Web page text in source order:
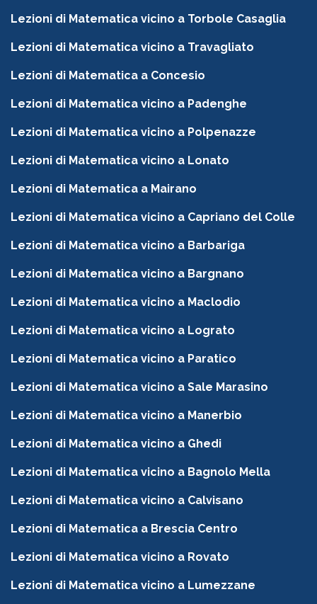
Lezioni di Matematica vicino a Torbole Casaglia
Lezioni di Matematica vicino a Travagliato
Lezioni di Matematica a Concesio
Lezioni di Matematica vicino a Padenghe
Lezioni di Matematica vicino a Polpenazze
Lezioni di Matematica vicino a Lonato
Lezioni di Matematica a Mairano
Lezioni di Matematica vicino a Capriano del Colle
Lezioni di Matematica vicino a Barbariga
Lezioni di Matematica vicino a Bargnano
Lezioni di Matematica vicino a Maclodio
Lezioni di Matematica vicino a Lograto
Lezioni di Matematica vicino a Paratico
Lezioni di Matematica vicino a Sale Marasino
Lezioni di Matematica vicino a Manerbio
Lezioni di Matematica vicino a Ghedi
Lezioni di Matematica vicino a Bagnolo Mella
Lezioni di Matematica vicino a Calvisano
Lezioni di Matematica a Brescia Centro
Lezioni di Matematica vicino a Rovato
Lezioni di Matematica vicino a Lumezzane